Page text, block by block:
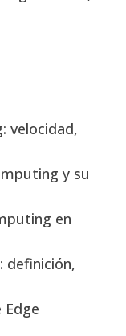
en salud,
y su
en